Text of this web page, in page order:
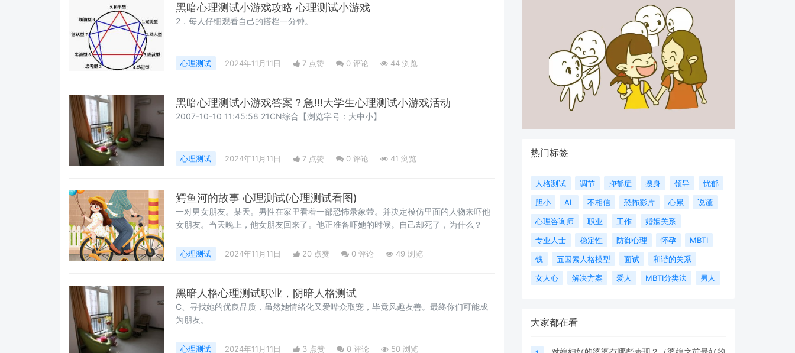
黑暗心理测试小游戏攻略 心理测试小游戏
2．每人仔细观看自己的搭档一分钟。
心理测试 2024年11月11日 7 点赞 0 评论 44 浏览
黑暗心理测试小游戏答案？急!!!大学生心理测试小游戏活动
2007-10-10 11:45:58 21CN综合【浏览字号：大中小】
心理测试 2024年11月11日 7 点赞 0 评论 41 浏览
鳄鱼河的故事 心理测试(心理测试看图)
一对男女朋友。某天。男性在家里看着一部恐怖录象带。并决定模仿里面的人物来吓他
女朋友。当天晚上，他女朋友回来了。他正准备吓她的时候。自己却死了，为什么？
心理测试 2024年11月11日 20 点赞 0 评论 49 浏览
黑暗人格心理测试职业，阴暗人格测试
C、寻找她的优良品质，虽然她情绪化又爱哗众取宠，毕竟风趣友善。最终你们可能成
为朋友。
心理测试 2024年11月11日 3 点赞 0 评论 50 浏览
热门标签
人格测试 调节 抑郁症 搜身 领导
忧郁
胆小
AL 不相信 恐怖影片 心累
说谎
心理咨询师
职业 工作
婚姻关系
专业人士
稳定性 防御心理 怀孕
MBTI
钱
五因素人格模型 面试
和谐的关系
女人心
解决方案 爱人 MBTI分类法 男人
大家都在看